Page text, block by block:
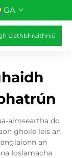
GA
Uathbhreithniú
aimseartha do
ghoile leis an
an
Ioslamacha